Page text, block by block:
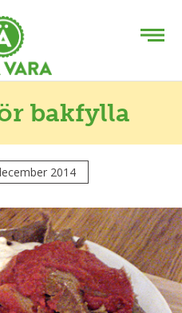
bakfylla
2014